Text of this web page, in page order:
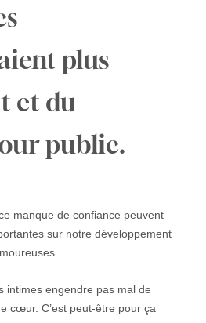
plus
et du
public.
manque de confiance peuvent
sur notre développement
intimes engendre pas mal de
cœur. C’est peut-être pour ça